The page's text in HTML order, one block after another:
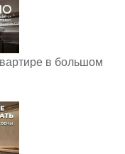
в большом